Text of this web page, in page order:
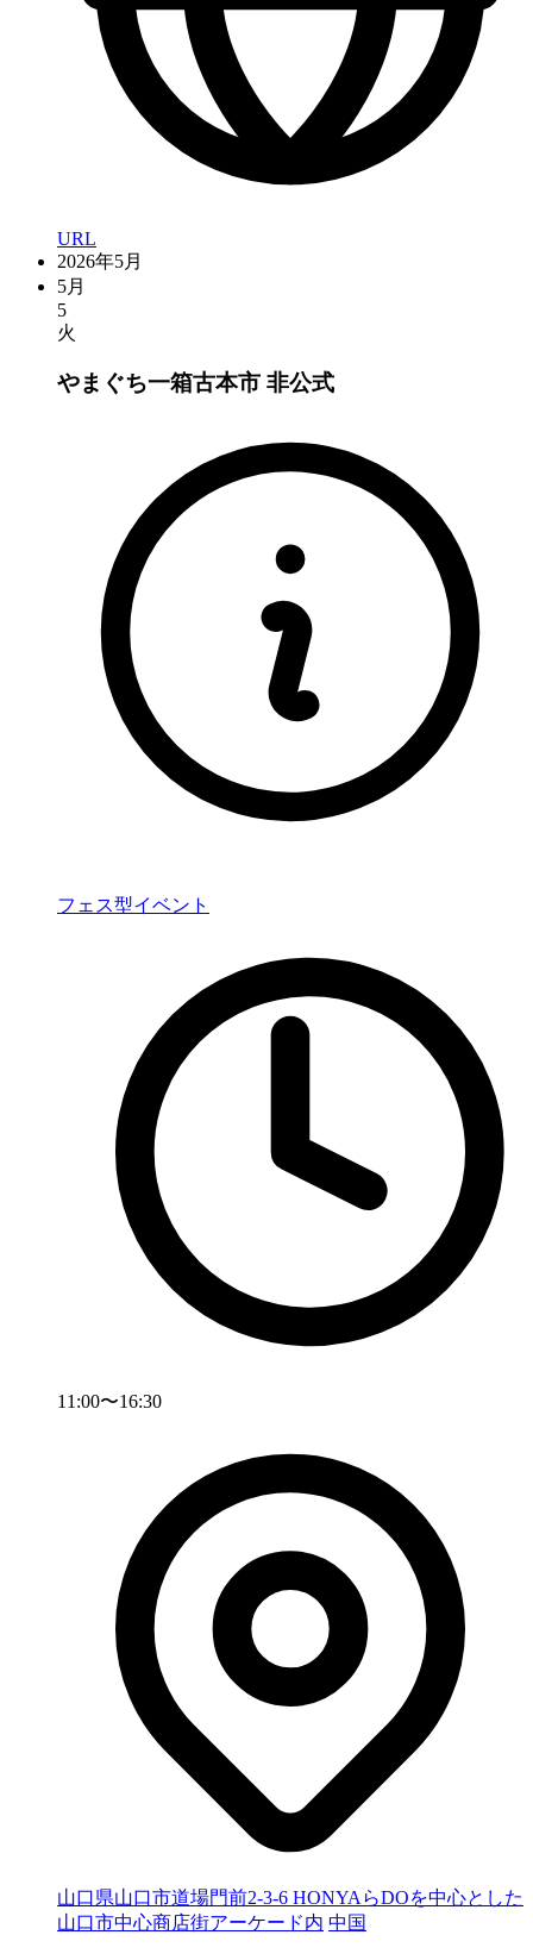
URL
2026年5月
5月
5
火
やまぐち一箱古本市 非公式
フェス型イベント
11:00〜16:30
山口県山口市道場門前2-3-6 HONYAらDOを中心とした
山口市中心商店街アーケード内 中国